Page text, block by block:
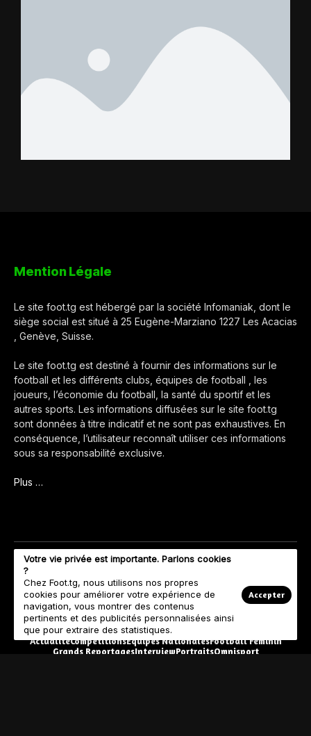
Mention Légale
Le site foot.tg est hébergé par la société Infomaniak, dont le
siège social est situé à 25 Eugène-Marziano 1227 Les Acacias
, Genève, Suisse.
Le site foot.tg est destiné à fournir des informations sur le
football et les différents clubs, équipes de football , les
joueurs, l’économie du football, la santé du sportif et les
autres sports. Les informations diffusées sur le site foot.tg
sont données à titre indicatif et ne sont pas exhaustives. En
conséquence, l’utilisateur reconnaît utiliser ces informations
sous sa responsabilité exclusive.
Plus …
ActualitéCompétitionsEquipes NationalesFootball Féminin
Grands ReportagesInterviewPortraitsOmnisport
Votre vie privée est importante. Parlons cookies
?
Chez Foot.tg, nous utilisons nos propres
cookies pour améliorer votre expérience de
navigation, vous montrer des contenus
pertinents et des publicités personnalisées ainsi
que pour extraire des statistiques.
Accepter